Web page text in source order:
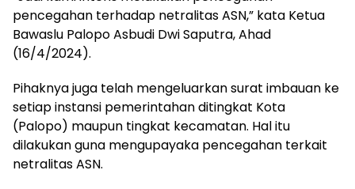
pencegahan terhadap netralitas ASN,” kata Ketua
Bawaslu Palopo Asbudi Dwi Saputra, Ahad
(16/4/2024).
Pihaknya juga telah mengeluarkan surat imbauan ke
setiap instansi pemerintahan ditingkat Kota
(Palopo) maupun tingkat kecamatan. Hal itu
dilakukan guna mengupayaka pencegahan terkait
netralitas ASN.